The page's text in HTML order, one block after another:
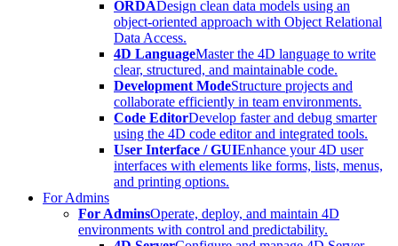
ORDADesign clean data models using an
object-oriented approach with Object Relational
Data Access.
4D LanguageMaster the 4D language to write
clear, structured, and maintainable code.
Development ModeStructure projects and
collaborate efficiently in team environments.
Code EditorDevelop faster and debug smarter
using the 4D code editor and integrated tools.
User Interface / GUIEnhance your 4D user
interfaces with elements like forms, lists, menus,
and printing options.
For Admins
For AdminsOperate, deploy, and maintain 4D
environments with control and predictability.